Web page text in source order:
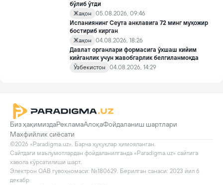
бўлиб ўтди
Жаҳон
05.08.2026, 09:46
Испаниянинг Сеута анклавига 72 минг муҳожир
бостириб кирган
Жаҳон
04.08.2026, 18:26
Давлат органлари формасига ўхшаш кийим
кийганлик учун жавобгарлик белгиланмоқда
Ўзбекистон
04.08.2026, 14:29
Биз ҳақимиздаРекламаАлоқаФойдаланиш шартлари
Махфийлик сиёсати
©2026 «Paradigma.uz». Барча ҳуқуқлар ҳимояланган.
Сайтдаги маълумотлардан фойдаланилганда «Paradigma.uz» сайтига
хавола кўрсатилиши шарт.
Электрон ОАВ гувоҳномаси: №180629. Берилган санаси: 2023 йил 6
декабр